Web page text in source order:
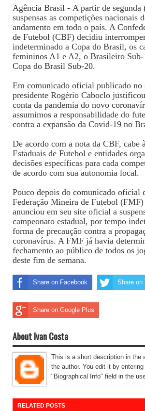
Agência Brasil - A partir de segunda
suspensas as competições nacionais
andamento em todo o país. A
de Futebol (CBF) decidiu
indeterminado a Copa do Brasil, os
femininos A1 e A2, o Brasileiro Sub-
Copa do Brasil Sub-20.
Em comunicado oficial publicado no
presidente Rogério Caboclo
conta da pandemia do novo
assumimos a responsabilidade do
contra a expansão da Covid-19 no
De acordo com a nota da CBF, cabe
Estaduais de Futebol e entidades
decisões específicas para cada
de acordo com sua autonomia local.
Pouco depois do comunicado oficial
Federação Mineira de Futebol
anunciou em seu site oficial a
campeonato estadual, por tempo
forma de precaução contra a
coronavírus. A FMF já havia
fechamento ao público de todos os
deste fim de semana.
Share on Facebook Share on
Share on Google Plus
About Ivan Costa
This is a short description in the
the author. You edit it by
"Biographical Info" field in the
RELATED POSTS